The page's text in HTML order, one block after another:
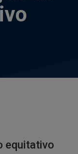
equitativo